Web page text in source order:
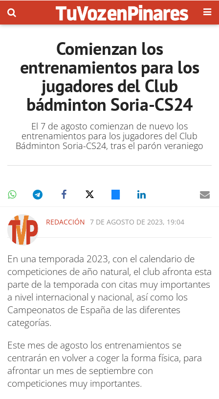
Comienzan los
entrenamientos para los
jugadores del Club
bádminton Soria-CS24
El 7 de agosto comienzan de nuevo los
entrenamientos para los jugadores del Club
Bádminton Soria-CS24, tras el parón veraniego
REDACCIÓN 7 DE AGOSTO DE 2023, 19:04
En una temporada 2023, con el calendario de
competiciones de año natural, el club afronta esta
parte de la temporada con citas muy importantes
a nivel internacional y nacional, así como los
Campeonatos de España de las diferentes
categorías.
Este mes de agosto los entrenamientos se
centrarán en volver a coger la forma física, para
afrontar un mes de septiembre con
competiciones muy importantes.